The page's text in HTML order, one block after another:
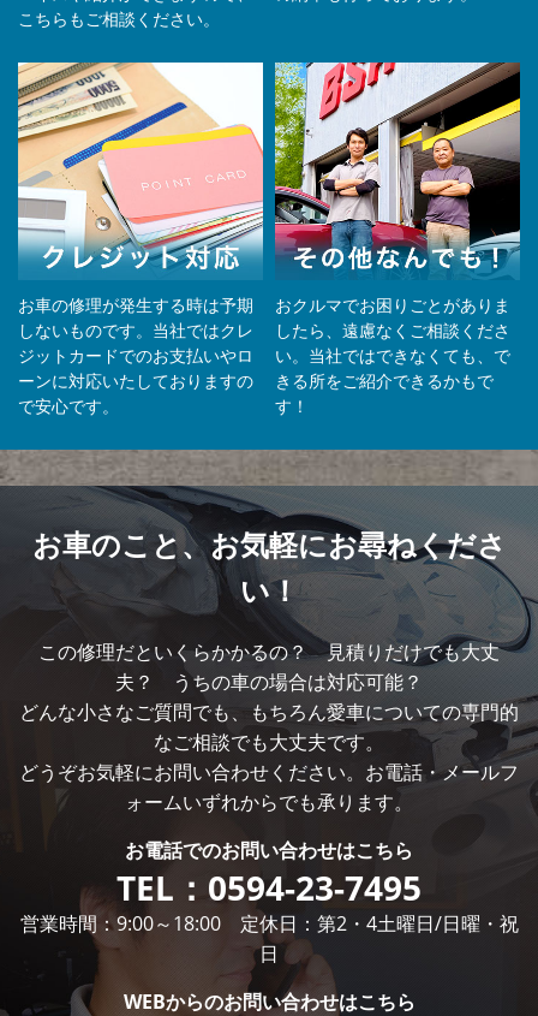
こちらもご相談ください。
お車の修理が発生する時は予期
しないものです。当社ではクレ
ジットカードでのお支払いやロ
ーンに対応いたしておりますの
で安心です。
おクルマでお困りごとがありま
したら、遠慮なくご相談くださ
い。当社ではできなくても、で
きる所をご紹介できるかもで
す！
お車のこと、お気軽にお尋ねくださ
い！
この修理だといくらかかるの？ 見積りだけでも大丈
夫？ うちの車の場合は対応可能？
どんな小さなご質問でも、もちろん愛車についての専門的
なご相談でも大丈夫です。
どうぞお気軽にお問い合わせください。お電話・メールフ
ォームいずれからでも承ります。
お電話でのお問い合わせはこちら
TEL： 0594-23-7495
営業時間：9:00～18:00 定休日：第2・4土曜日/日曜・祝
日
WEBからのお問い合わせはこちら